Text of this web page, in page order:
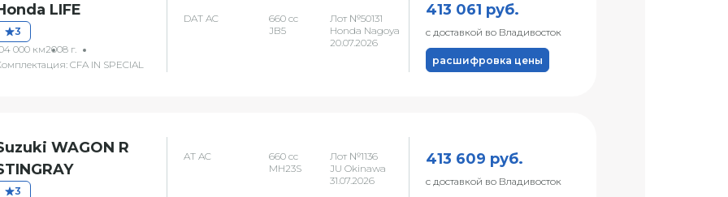
LIFE
3
000 км2008 г.
CFA IN SPECIAL
DAT AC
660 сс
JB5
Лот №50131
Honda Nagoya
20.07.2026
413 061 руб.
с доставкой во Владивосток
расшифровка цены
WAGON R
3
AT AC
660 сс
MH23S
Лот №1136
JU Okinawa
31.07.2026
413 609 руб.
с доставкой во Владивосток